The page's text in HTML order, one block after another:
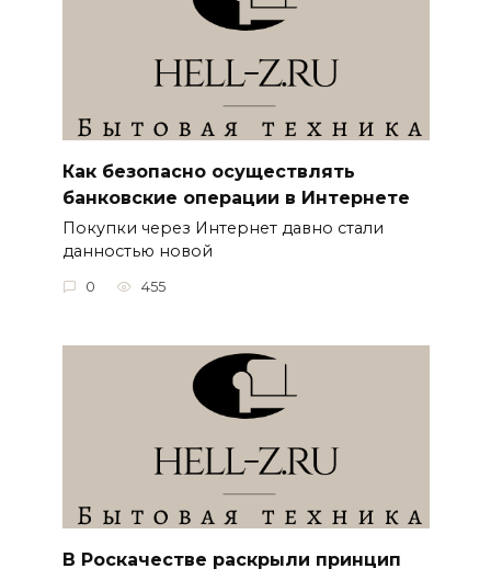
Как безопасно осуществлять
банковские операции в Интернете
Покупки через Интернет давно стали
данностью новой
0 455
В Роскачестве раскрыли принцип